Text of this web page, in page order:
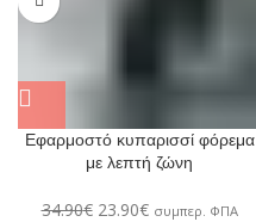
Εφαρμοστό κυπαρισσί φόρεμα
με λεπτή ζώνη
34.90€ 23.90€ συμπερ. ΦΠΑ